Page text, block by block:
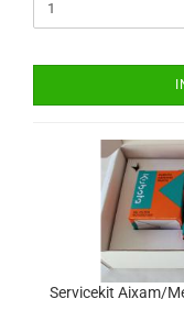
Servicekit Aixam/